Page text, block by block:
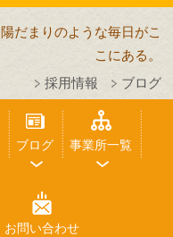
陽だまりのような毎日がこ
こにある。
採用情報
ブログ
ブログ 事業所一覧
お問い合わせ